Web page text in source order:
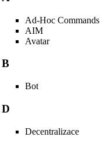
Ad-Hoc Commands
AIM
Avatar
B
Bot
D
Decentralizace